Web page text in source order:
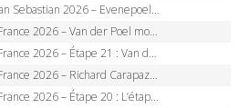
2026 – Evenepoel recordman, 4e victoire, Carapaz battu au sprint
der Poel monumental à Paris, Pogacar égale le record des cinq sacres
21 : Van der Poel, Pogacar, qui succédera à Wout van Aert sur les Champs-Elysées ?
Carapaz roi des Alpes, doublé et maillot à pois, Seixas perd le podium
20 : L’étape reine, Galibier, Sarenne, Alpe d’Huez, qui succédera à Pogacar ?